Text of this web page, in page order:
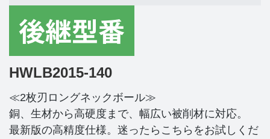
HWLB2015-140
≪2枚刃ロングネックボール≫
銅、生材から高硬度まで、幅広い被削材に対応。
最新版の高精度仕様。迷ったらこちらをお試しくだ